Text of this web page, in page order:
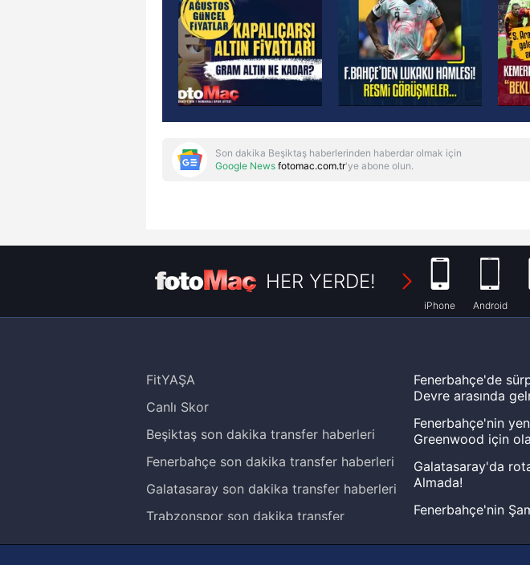
Son dakika Beşiktaş haberlerinden haberdar olmak için
Google News fotomac.com.tr'ye abone olun.
HER YERDE!
iPhone Android
FitYAŞA
Canlı Skor
Beşiktaş son dakika transfer haberleri
Fenerbahçe son dakika transfer haberleri
Galatasaray son dakika transfer haberleri
Trabzonspor son dakika transfer
Fenerbahçe'de
Devre arasında
Fenerbahçe'nin
Greenwood için
Galatasaray'da
Almada!
Fenerbahçe'nin
Zabrze'yi